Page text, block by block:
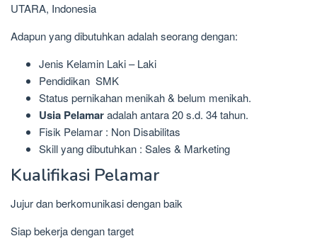
UTARA, Indonesia
Adapun yang dibutuhkan adalah seorang dengan:
Jenis Kelamin Laki – Laki
Pendidikan SMK
Status pernikahan menikah & belum menikah.
Usia Pelamaradalah antara 20 s.d. 34 tahun.
Fisik Pelamar : Non Disabilitas
Skill yang dibutuhkan : Sales & Marketing
Kualifikasi Pelamar
Jujur dan berkomunikasi dengan baik
Siap bekerja dengan target